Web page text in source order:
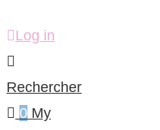
Log in
Rechercher
0 My